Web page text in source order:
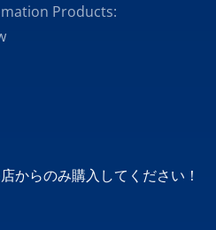
Products:
からのみ購入してください！